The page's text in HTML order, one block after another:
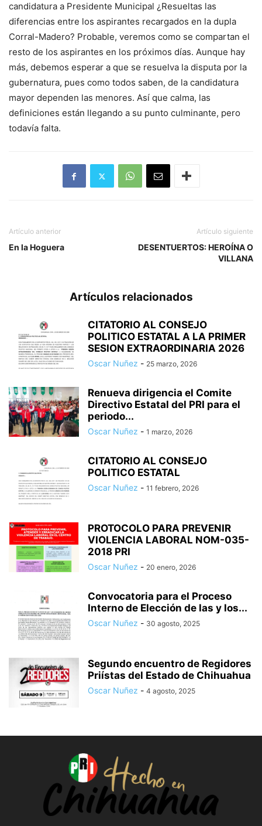
candidatura a Presidente Municipal ¿Resueltas las
diferencias entre los aspirantes recargados en la dupla
Corral-Madero? Probable, veremos como se compartan el
resto de los aspirantes en los próximos días. Aunque hay
más, debemos esperar a que se resuelva la disputa por la
gubernatura, pues como todos saben, de la candidatura
mayor dependen las menores. Así que calma, las
definiciones están llegando a su punto culminante, pero
todavía falta.
Artículo anterior
En la Hoguera
Artículo siguiente
DESENTUERTOS: HEROÍNA O
VILLANA
Artículos relacionados
CITATORIO AL CONSEJO
POLITICO ESTATAL A LA PRIMER
SESION EXTRAORDINARIA 2026
Oscar Nuñez - 25 marzo, 2026
Renueva dirigencia el Comite
Directivo Estatal del PRI para el
periodo...
Oscar Nuñez - 1 marzo, 2026
CITATORIO AL CONSEJO
POLITICO ESTATAL
Oscar Nuñez - 11 febrero, 2026
PROTOCOLO PARA PREVENIR
VIOLENCIA LABORAL NOM-035-
2018 PRI
Oscar Nuñez - 20 enero, 2026
Convocatoria para el Proceso
Interno de Elección de las y los...
Oscar Nuñez - 30 agosto, 2025
Segundo encuentro de Regidores
Priístas del Estado de Chihuahua
Oscar Nuñez - 4 agosto, 2025